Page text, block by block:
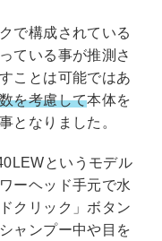
で構成されている
ている事が推測さ
ことは可能ではあ
を考慮して本体を
となりました。
というモデル
ーヘッド手元で水
クリック」ボタン
ャンプー中や目を